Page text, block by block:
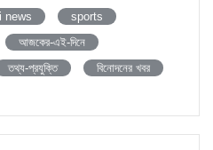
news
sports
আজকের-এই-দিনে
তথ্য-প্রযুক্তি
বিনোদনের খবর